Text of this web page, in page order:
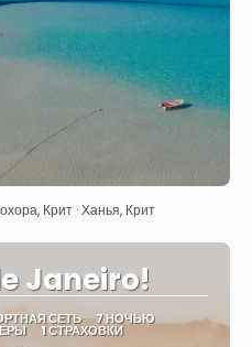
Крит · Ханья, Крит
Janeiro!
СЕТЬ 7 НОЧЬЮ
1 СТРАХОВКИ